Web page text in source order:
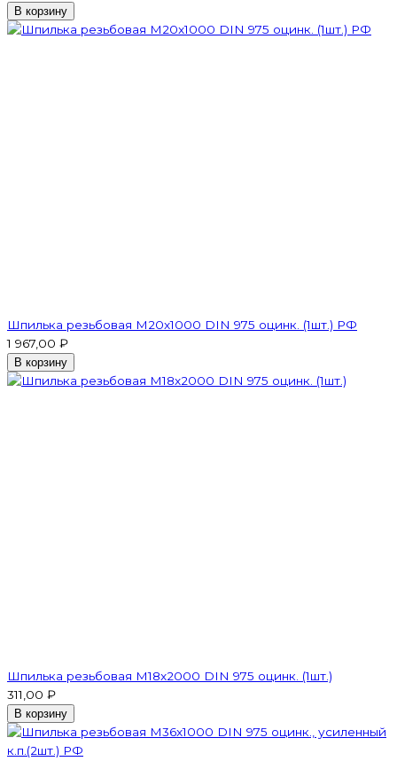
В корзину
Шпилька резьбовая M20x1000 DIN 975 оцинк. (1шт.) РФ
1 967,00 ₽
В корзину
Шпилька резьбовая M18x2000 DIN 975 оцинк. (1шт.)
311,00 ₽
В корзину